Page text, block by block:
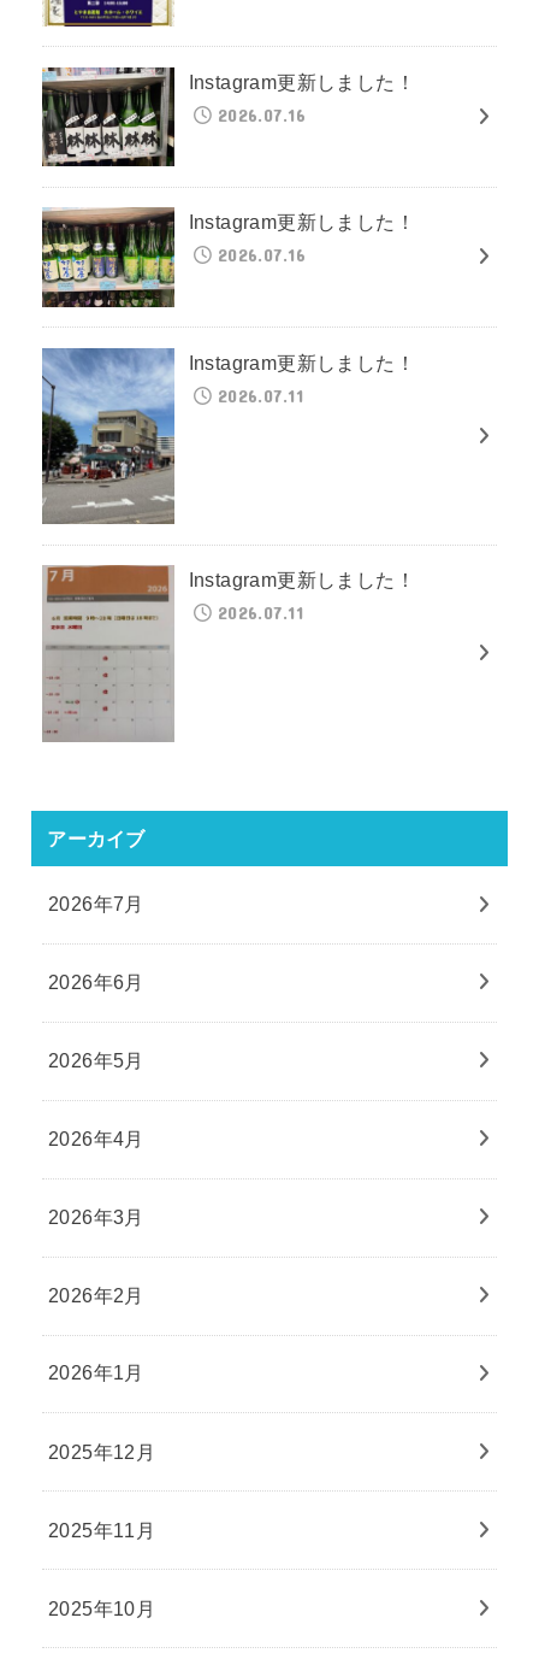
Instagram更新しました！
2026.07.16
Instagram更新しました！
2026.07.16
Instagram更新しました！
2026.07.11
Instagram更新しました！
2026.07.11
アーカイブ
2026年7月
2026年6月
2026年5月
2026年4月
2026年3月
2026年2月
2026年1月
2025年12月
2025年11月
2025年10月